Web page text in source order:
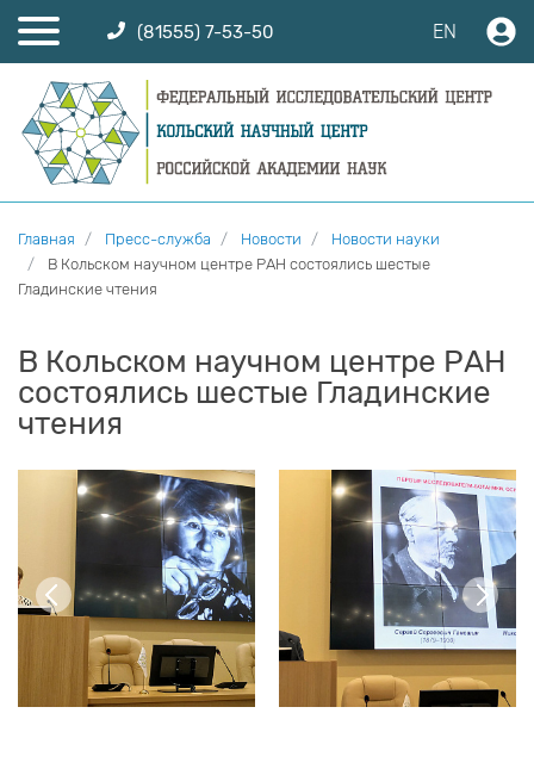
(81555) 7-53-50 EN
Главная Пресс-служба Новости
Новости науки
В Кольском научном центре РАН состоялись шестые
Гладинские чтения
В Кольском научном центре РАН
состоялись шестые Гладинские
чтения